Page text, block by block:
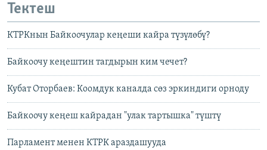
Тектеш
КТРКнын Байкоочулар кеңеши кайра түзүлөбү?
Байкоочу кеңештин тагдырын ким чечет?
Кубат Оторбаев: Коомдук каналда сөз эркиндиги орноду
Байкоочу кеңеш кайрадан "улак тартышка" түштү
Парламент менен КТРК араздашууда